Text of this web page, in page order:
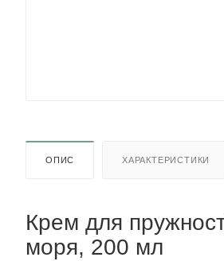
ОПИС ХАРАКТЕРИСТИКИ
Крем для
моря, 200 мл